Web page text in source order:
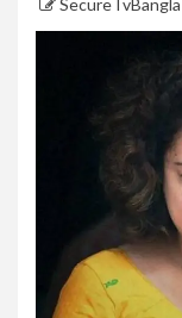
SecureTvBangla